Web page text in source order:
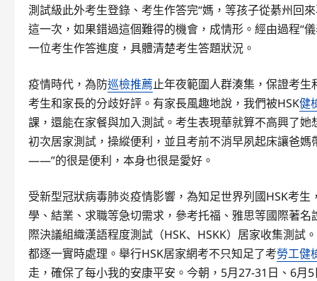
測試級此外考生登錄、考生作答完“媽，等孩子從綦州回
這一次，如果錯過這個難得的機會，成情形。經由過程“
一位考生作答進度，具體清楚考生答題狀況。
疫情時代，為防巡檢推薦止年夜範圍人群湊集，保證考
考生和家長的分歧好評。有家長風趣地說，我們被HSK健
課，還能在家餐與加入測試。考生表現華就算不高興了
初次居家測試，操縱便利，並且考前不消早夙起床讓爸
——”的很是便利，本身也很是愛好。
受新型冠狀病毒肺炎疫情影響，為知足世界列國HSK考
學、結業、求職等急切需求，參考托福、雅思等國際著名
際決議組織漢語程度測試（HSK、HSKK）居家收集測
都逐一實時處理。舉行HSK居家網考不只知足了考勞工健
走，確保了每小我的安康平安。今朝，5月27-31日、6